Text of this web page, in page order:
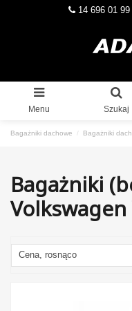
14 696 01 99
Menu Szukaj
Bagażniki dachowe Bagażniki
Bagażniki
Volkswagen
Cena, rosnąco